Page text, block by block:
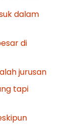
dalam
di
jurusan
tapi